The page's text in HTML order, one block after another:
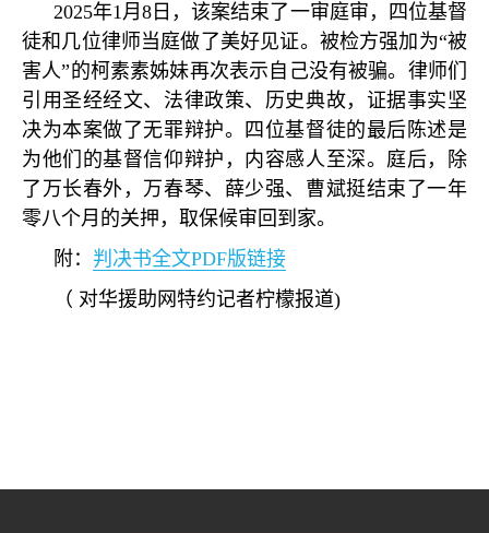
2025年1月8 日，该案结束了一审庭审，四位基督
徒和几位律师当庭做了美好见证。被检方强加为“被
害人” 的柯素素姊妹再次表示自己没有被骗。律师们
引用圣经经文、法律政策、历史典故，证据事实坚
决为本案做了无罪辩护。四位基督徒的最后陈述是
为他们的基督信仰辩护，内容感人至深。庭后，除
了万长春外，万春琴、薛少强、曹斌挺结束了一年
零八个月的关押，取保候审回到家。
附： 判决书全文PDF版链接
（ 对华援助网特约记者柠檬报道)